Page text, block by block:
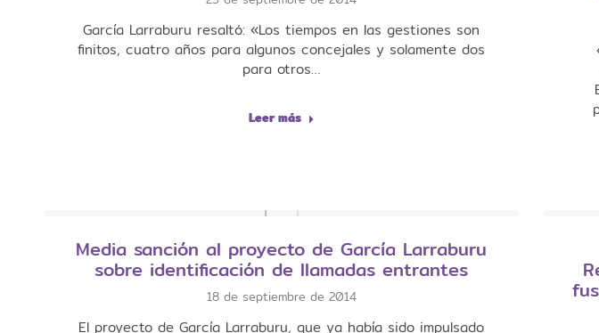
García Larraburu resaltó: «Los tiempos en las gestiones son
finitos, cuatro años para algunos concejales y solamente dos
para otros…
Leer más
Media sanción al proyecto de García Larraburu
sobre identificación de llamadas entrantes
18 de septiembre de 2014
El proyecto de García Larraburu, que ya había sido impulsado